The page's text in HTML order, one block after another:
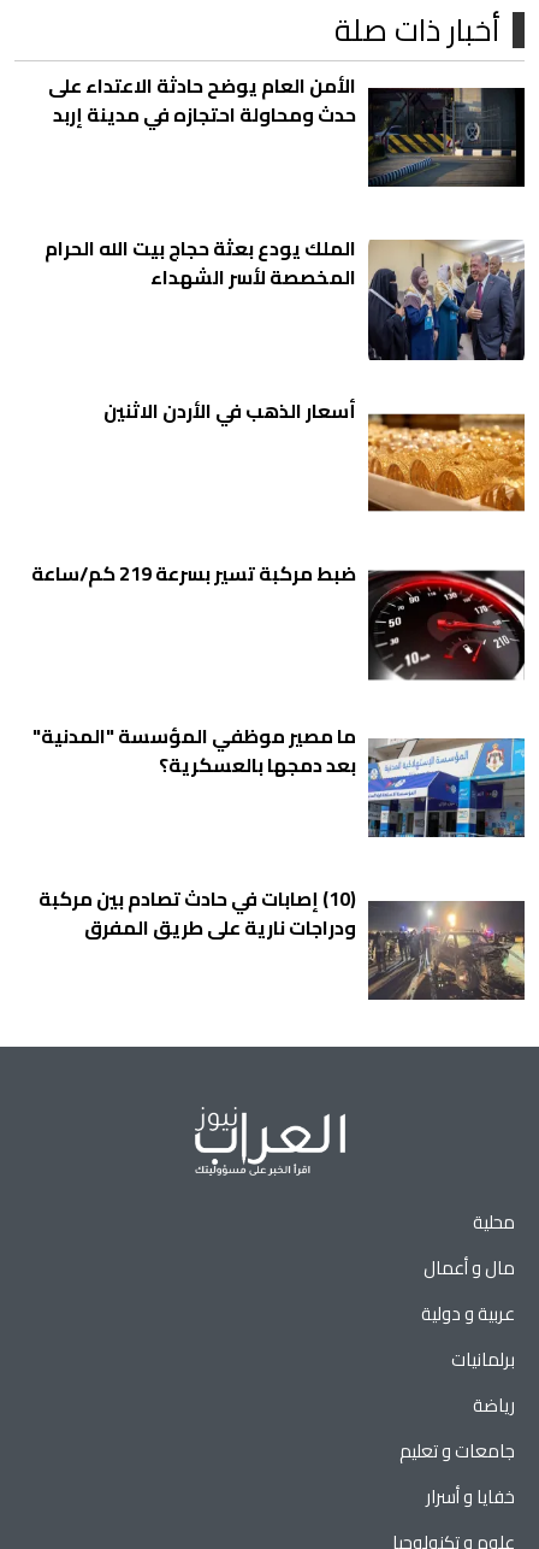
أخبار ذات صلة
الأمن العام يوضح حادثة الاعتداء على
حدث ومحاولة احتجازه في مدينة إربد
الملك يودع بعثة حجاج بيت ﷲ الحرام
المخصصة لأسر الشهداء
أسعار الذهب في الأردن الاثنين
ضبط مركبة تسير بسرعة 219 كم/ساعة
ما مصير موظفي المؤسسة "المدنية"
بعد دمجها بالعسكرية؟
(10) إصابات في حادث تصادم بين مركبة
ودراجات نارية على طريق المفرق
محلية
مال و أعمال
عربية و دولية
برلمانيات
رياضة
جامعات و تعليم
خفايا و أسرار
علوم و تكنولوجيا